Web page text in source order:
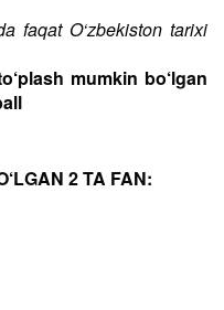
faqat O‘zbekiston tarixi
mumkin bo‘lgan
2 TA FAN: